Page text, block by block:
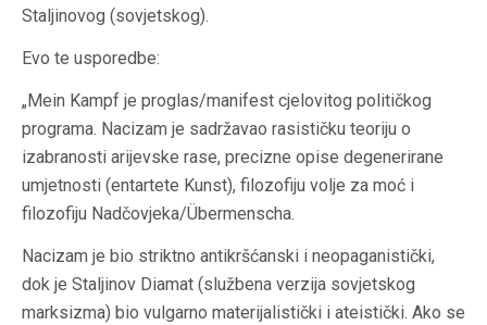
Staljinovog (sovjetskog).
Evo te usporedbe:
„Mein Kampf je proglas/manifest cjelovitog političkog
programa. Nacizam je sadržavao rasističku teoriju o
izabranosti arijevske rase, precizne opise degenerirane
umjetnosti (entartete Kunst), filozofiju volje za moć i
filozofiju Nadčovjeka/Übermenscha.
Nacizam je bio striktno antikršćanski i neopaganistički,
dok je Staljinov Diamat (službena verzija sovjetskog
marksizma) bio vulgarno materijalistički i ateistički. Ako se